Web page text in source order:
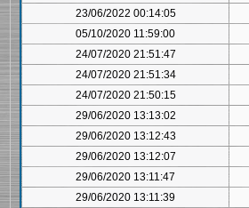
23/06/2022 00:14:05
05/10/2020 11:59:00
24/07/2020 21:51:47
24/07/2020 21:51:34
24/07/2020 21:50:15
29/06/2020 13:13:02
29/06/2020 13:12:43
29/06/2020 13:12:07
29/06/2020 13:11:47
29/06/2020 13:11:39